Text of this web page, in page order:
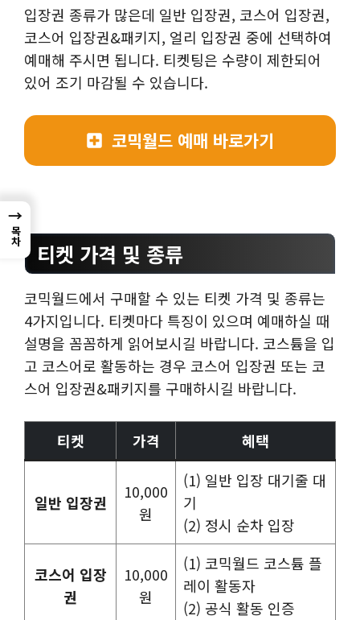
입장권 종류가 많은데 일반 입장권, 코스어 입장권,
코스어 입장권&패키지, 얼리 입장권 중에 선택하여
예매해 주시면 됩니다. 티켓팅은 수량이 제한되어
있어 조기 마감될 수 있습니다.
코믹월드 예매 바로가기
티켓 가격 및 종류
코믹월드에서 구매할 수 있는 티켓 가격 및 종류는
4가지입니다. 티켓마다 특징이 있으며 예매하실 때
설명을 꼼꼼하게 읽어보시길 바랍니다. 코스튬을 입
고 코스어로 활동하는 경우 코스어 입장권 또는 코
스어 입장권&패키지를 구매하시길 바랍니다.
티켓 가격 혜택
일반 입장권
10,000
원
(1) 일반 입장 대기줄 대
기
(2) 정시 순차 입장
코스어 입장
권
10,000
원
(1) 코믹월드 코스튬 플
레이 활동자
(2) 공식 활동 인증
→
목차